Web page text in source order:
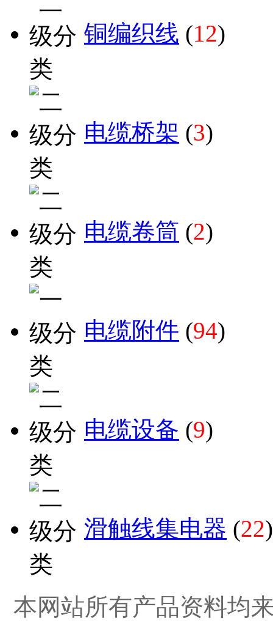
铜编织线 (12)
电缆桥架 (3)
电缆卷筒 (2)
电缆附件 (94)
电缆设备 (9)
滑触线集电器 (22)
本网站所有产品资料均